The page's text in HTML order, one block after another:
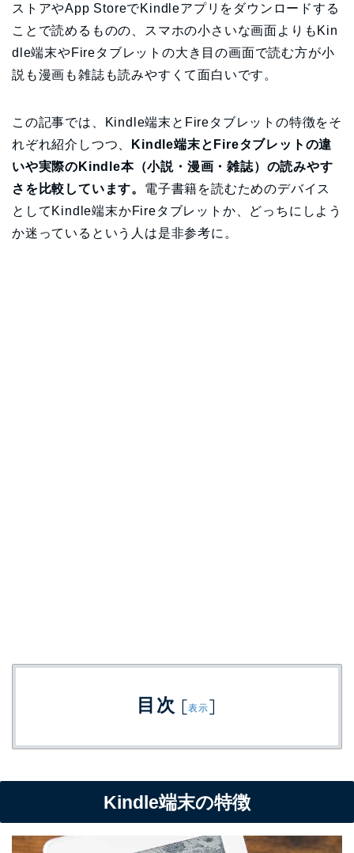
ストアやApp StoreでKindleアプリをダウンロードする
ことで読めるものの、スマホの小さいな画面よりもKin
dle端末やFireタブレットの大き目の画面で読む方が小
説も漫画も雑誌も読みやすくて面白いです。
この記事では、Kindle端末とFireタブレットの特徴をそ
れぞれ紹介しつつ、
Kindle端末とFireタブレットの違
いや実際のKindle本（小説・漫画・雑誌）の読みやす
さを比較しています。 電子書籍を読むためのデバイス
としてKindle端末かFireタブレットか、どっちにしよう
か迷っているという人は是非参考に。
目次 [表示]
Kindle端末の特徴